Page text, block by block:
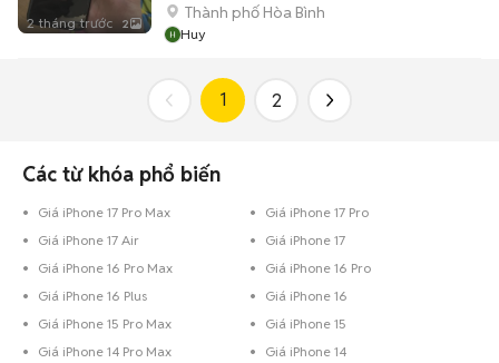
2 tháng trước 2
Thành phố Hòa Bình
Huy
1 2
Các từ khóa phổ biến
Giá iPhone 17 Pro Max
Giá iPhone 17 Pro
Giá iPhone 17 Air
Giá iPhone 17
Giá iPhone 16 Pro Max
Giá iPhone 16 Pro
Giá iPhone 16 Plus
Giá iPhone 16
Giá iPhone 15 Pro Max
Giá iPhone 15
Giá iPhone 14 Pro Max
Giá iPhone 14